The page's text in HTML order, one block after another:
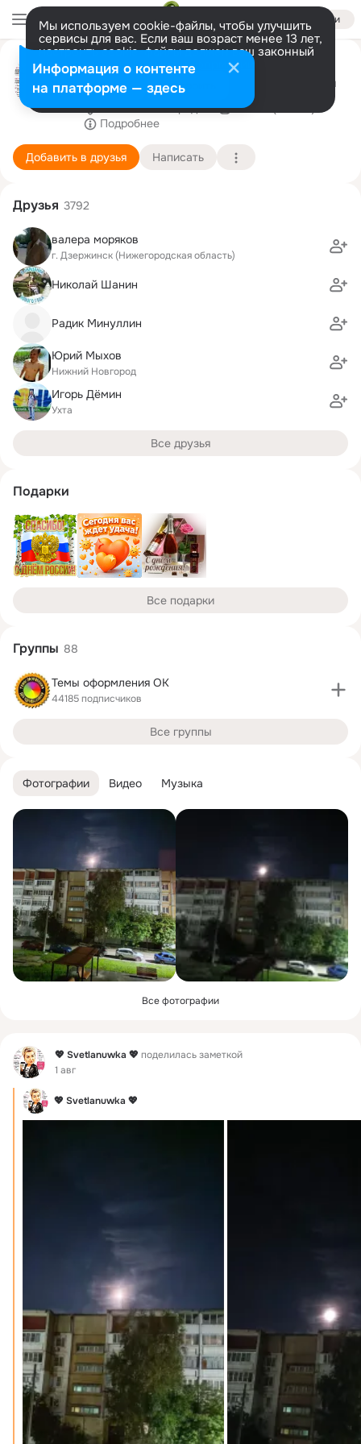
Войти
Мы используем cookie-файлы, чтобы улучшить
сервисы для вас. Если ваш возраст менее 13 лет,
настроить cookie-файлы должен ваш законный
представитель. Больше информации
Разрешить все Настроить
💖 Svetlanuwka 💖
Чтобы дойти до цели, надо прежде всего идти
Нижний Новгород - Заволжье19 мая (59 лет)
Подробнее
Добавить в друзья Написать
Фотографии Видео Музыка
Все фотографии
Фид 💖 Svetlanuwka 💖 поделилась заметкой
1 авг
💖 Svetlanuwka 💖
Друзья 3792
валера моряков
г. Дзержинск (Нижегородская область)
Николай Шанин
Радик Минуллин
Юрий Мыхов
Нижний Новгород
Игорь Дёмин
Ухта
Все друзья
Подарки
Все подарки
Группы 88
Темы оформления ОК
44185 подписчиков
Все группы
Информация о контенте
на платформе — здесь